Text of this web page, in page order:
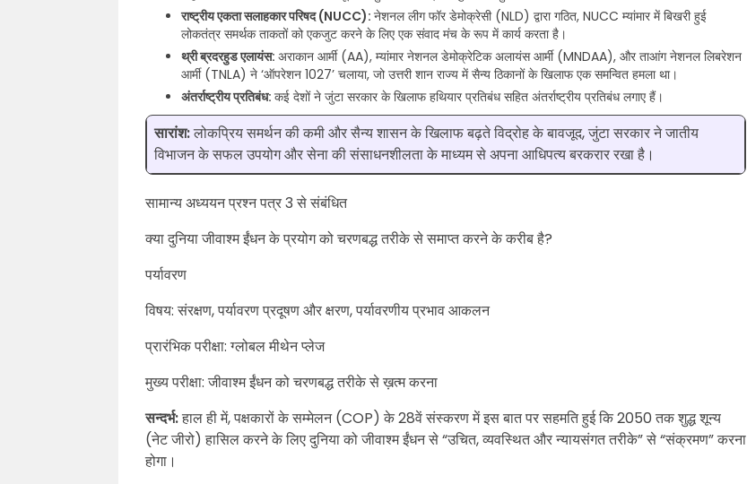
राष्ट्रीय एकता सलाहकार परिषद (NUCC): नेशनल लीग फॉर डेमोक्रेसी (NLD) द्वारा गठित, NUCC म्यांमार में बिखरी हुई
लोकतंत्र समर्थक ताकतों को एकजुट करने के लिए एक संवाद मंच के रूप में कार्य करता है।
थ्री ब्रदरहुड एलायंस: अराकान आर्मी (AA), म्यांमार नेशनल डेमोक्रेटिक अलायंस आर्मी (MNDAA), और ताआंग नेशनल लिबरेशन
आर्मी (TNLA) ने ‘ऑपरेशन 1027’ चलाया, जो उत्तरी शान राज्य में सैन्य ठिकानों के खिलाफ एक समन्वित हमला था।
अंतर्राष्ट्रीय प्रतिबंध: कई देशों ने जुंटा सरकार के खिलाफ हथियार प्रतिबंध सहित अंतर्राष्ट्रीय प्रतिबंध लगाए हैं।
सारांश:लोकप्रिय समर्थन की कमी और सैन्य शासन के खिलाफ बढ़ते विद्रोह के बावजूद, जुंटा सरकार ने जातीय
विभाजन के सफल उपयोग और सेना की संसाधनशीलता के माध्यम से अपना आधिपत्य बरकरार रखा है।
सामान्य अध्ययन प्रश्न पत्र 3 से संबंधित
क्या दुनिया जीवाश्म ईंधन के प्रयोग को चरणबद्ध तरीके से समाप्त करने के करीब है?
पर्यावरण
विषय: संरक्षण, पर्यावरण प्रदूषण और क्षरण, पर्यावरणीय प्रभाव आकलन
प्रारंभिक परीक्षा: ग्लोबल मीथेन प्लेज
मुख्य परीक्षा: जीवाश्म ईंधन को चरणबद्ध तरीके से ख़त्म करना
सन्दर्भ:हाल ही में, पक्षकारों के सम्मेलन (COP) के 28वें संस्करण में इस बात पर सहमति हुई कि 2050 तक शुद्ध शून्य
(नेट जीरो) हासिल करने के लिए दुनिया को जीवाश्म ईंधन से “उचित, व्यवस्थित और न्यायसंगत तरीके” से “संक्रमण” करना
होगा।